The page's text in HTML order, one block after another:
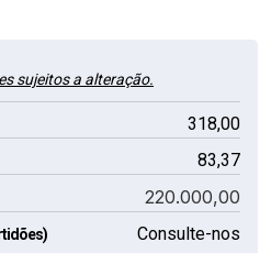
sujeitos a alteração.
318,00
83,37
220.000,00
Consulte-nos